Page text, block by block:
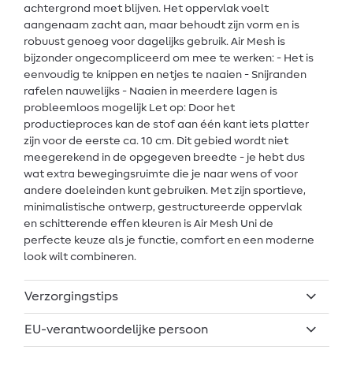
achtergrond moet blijven. Het oppervlak voelt
aangenaam zacht aan, maar behoudt zijn vorm en is
robuust genoeg voor dagelijks gebruik. Air Mesh is
bijzonder ongecompliceerd om mee te werken: - Het is
eenvoudig te knippen en netjes te naaien - Snijranden
rafelen nauwelijks - Naaien in meerdere lagen is
probleemloos mogelijk Let op: Door het
productieproces kan de stof aan één kant iets platter
zijn voor de eerste ca. 10 cm. Dit gebied wordt niet
meegerekend in de opgegeven breedte - je hebt dus
wat extra bewegingsruimte die je naar wens of voor
andere doeleinden kunt gebruiken. Met zijn sportieve,
minimalistische ontwerp, gestructureerde oppervlak
en schitterende effen kleuren is Air Mesh Uni de
perfecte keuze als je functie, comfort en een moderne
look wilt combineren.
Verzorgingstips
EU-verantwoordelijke persoon